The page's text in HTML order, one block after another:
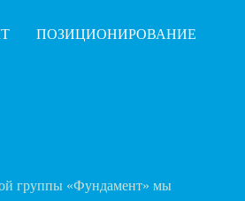
ПОЗИЦИОНИРОВАНИЕ
группы «Фундамент» мы